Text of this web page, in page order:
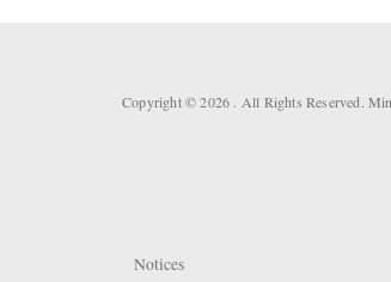
Copyright © 2026 . All Rights Reserved.
Notices